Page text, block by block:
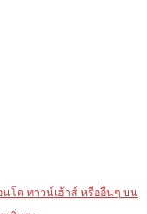
โด ทาวน์เฮ้าส์ หรืออื่นๆ บน